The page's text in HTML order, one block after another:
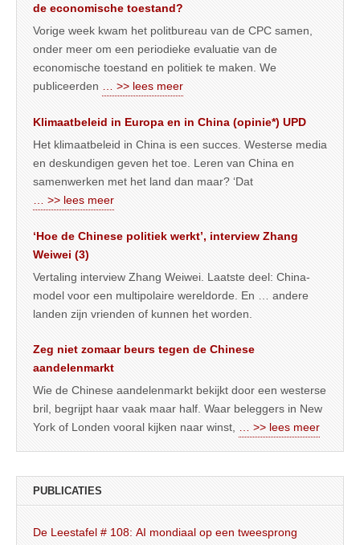
de economische toestand?
Vorige week kwam het politbureau van de CPC samen,
onder meer om een periodieke evaluatie van de
economische toestand en politiek te maken. We
publiceerden
… >> lees meer
Klimaatbeleid in Europa en in China (opinie*) UPD
Het klimaatbeleid in China is een succes. Westerse media
en deskundigen geven het toe. Leren van China en
samenwerken met het land dan maar? ‘Dat
… >> lees meer
‘Hoe de Chinese politiek werkt’, interview Zhang
Weiwei (3)
Vertaling interview Zhang Weiwei. Laatste deel: China-
model voor een multipolaire wereldorde. En … andere
landen zijn vrienden of kunnen het worden.
Zeg niet zomaar beurs tegen de Chinese
aandelenmarkt
Wie de Chinese aandelenmarkt bekijkt door een westerse
bril, begrijpt haar vaak maar half. Waar beleggers in New
York of Londen vooral kijken naar winst,
… >> lees meer
PUBLICATIES
De Leestafel # 108: AI mondiaal op een tweesprong